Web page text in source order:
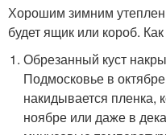
Хорошим зимним
будет ящик или короб.
Обрезанный куст
Подмосковье в
накидывается пленка,
ноябре или даже в